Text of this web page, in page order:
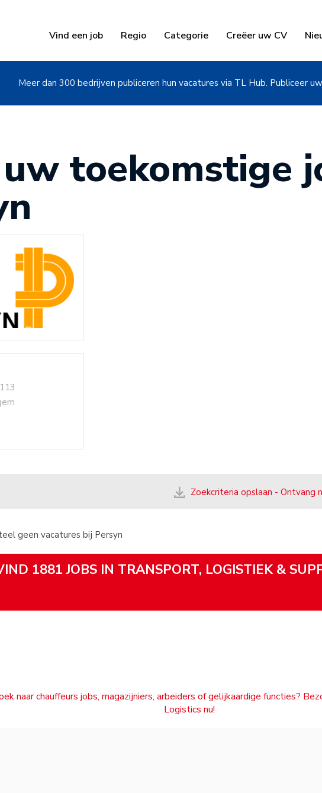
Vind een job Regio Categorie Creëer uw CV
Meer dan 300 bedrijven publiceren hun vacatures via TL Hub. Publiceer
toekomstige
Zoekcriteria opslaan - Ontvang
geen vacatures bij Persyn
1881 JOBS IN TRANSPORT, LOGISTIEK &
naar chauffeurs jobs, magazijniers, arbeiders of gelijkaardige functies?
Logistics nu!